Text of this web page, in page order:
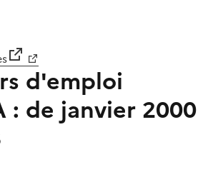
d'emploi
: de janvier 2000